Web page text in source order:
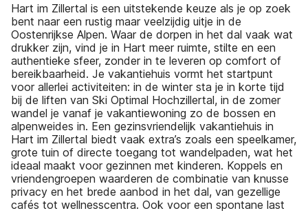
Hart im Zillertal is een uitstekende keuze als je op zoek
bent naar een rustig maar veelzijdig uitje in de
Oostenrijkse Alpen. Waar de dorpen in het dal vaak wat
drukker zijn, vind je in Hart meer ruimte, stilte en een
authentieke sfeer, zonder in te leveren op comfort of
bereikbaarheid. Je vakantiehuis vormt het startpunt
voor allerlei activiteiten: in de winter sta je in korte tijd
bij de liften van Ski Optimal Hochzillertal, in de zomer
wandel je vanaf je vakantiewoning zo de bossen en
alpenweides in. Een gezinsvriendelijk vakantiehuis in
Hart im Zillertal biedt vaak extra’s zoals een speelkamer,
grote tuin of directe toegang tot wandelpaden, wat het
ideaal maakt voor gezinnen met kinderen. Koppels en
vriendengroepen waarderen de combinatie van knusse
privacy en het brede aanbod in het dal, van gezellige
cafés tot wellnesscentra. Ook voor een spontane last